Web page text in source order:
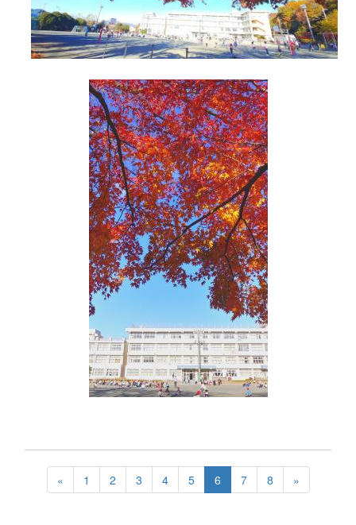
« 1 2 3 4 5 6 7 8 »